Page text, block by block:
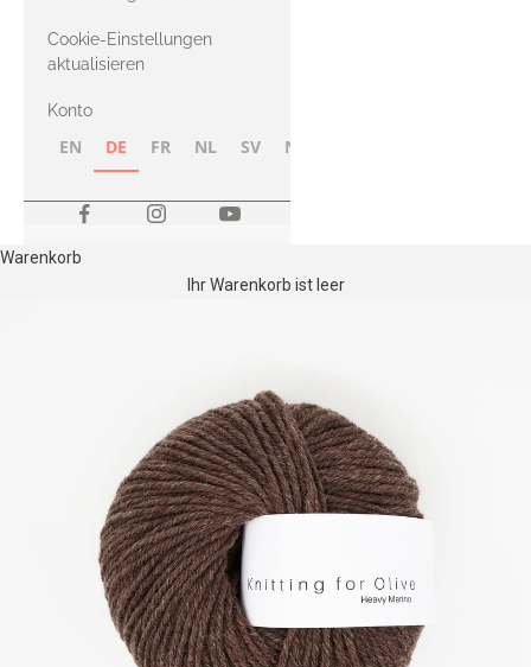
Cookie-Einstellungen
aktualisieren
Konto
EN DE FR NL SV NB
Warenkorb
Ihr Warenkorb ist leer